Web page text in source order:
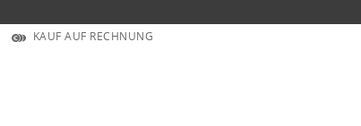
KAUF AUF RECHNUNG